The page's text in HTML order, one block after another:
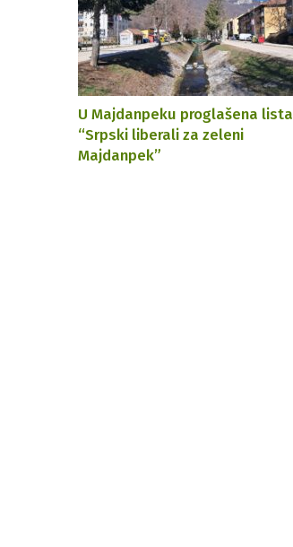
U Majdanpeku proglašena lista
“Srpski liberali za zeleni
Majdanpek”